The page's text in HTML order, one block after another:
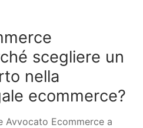
scegliere un
nella
ecommerce?
Avvocato Ecommerce a